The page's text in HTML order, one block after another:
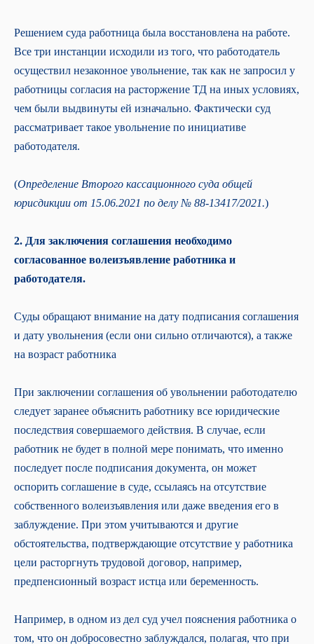
Решением суда работница была восстановлена на работе.
Все три инстанции исходили из того, что работодатель
осуществил незаконное увольнение, так как не запросил у
работницы согласия на расторжение ТД на иных условиях,
чем были выдвинуты ей изначально. Фактически суд
рассматривает такое увольнение по инициативе
работодателя.
(Определение Второго кассационного суда общей
юрисдикции от 15.06.2021 по делу № 88-13417/2021.)
2. Для заключения соглашения необходимо
согласованное волеизъявление работника и
работодателя.
Суды обращают внимание на дату подписания соглашения
и дату увольнения (если они сильно отличаются), а также
на возраст работника
При заключении соглашения об увольнении работодателю
следует заранее объяснить работнику все юридические
последствия совершаемого действия. В случае, если
работник не будет в полной мере понимать, что именно
последует после подписания документа, он может
оспорить соглашение в суде, ссылаясь на отсутствие
собственного волеизъявления или даже введения его в
заблуждение. При этом учитываются и другие
обстоятельства, подтверждающие отсутствие у работника
цели расторгнуть трудовой договор, например,
предпенсионный возраст истца или беременность.
Например, в одном из дел суд учел пояснения работника о
том, что он добросовестно заблуждался, полагая, что при